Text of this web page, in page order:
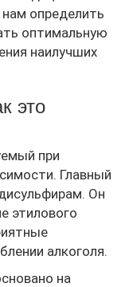
определить
оптимальную
наилучших
это
при
Главный
Он
этилового
алкоголя.
на